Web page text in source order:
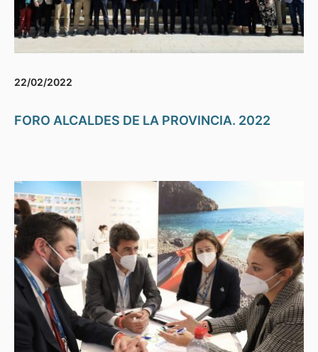
22/02/2022
FORO ALCALDES DE LA PROVINCIA. 2022